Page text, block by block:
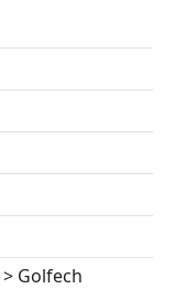
> Golfech